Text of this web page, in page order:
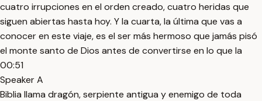
cuatro irrupciones en el orden creado, cuatro heridas que
siguen abiertas hasta hoy. Y la cuarta, la última que vas a
conocer en este viaje, es el ser más hermoso que jamás pisó
el monte santo de Dios antes de convertirse en lo que la
00:51
Speaker A
Biblia llama dragón, serpiente antigua y enemigo de toda